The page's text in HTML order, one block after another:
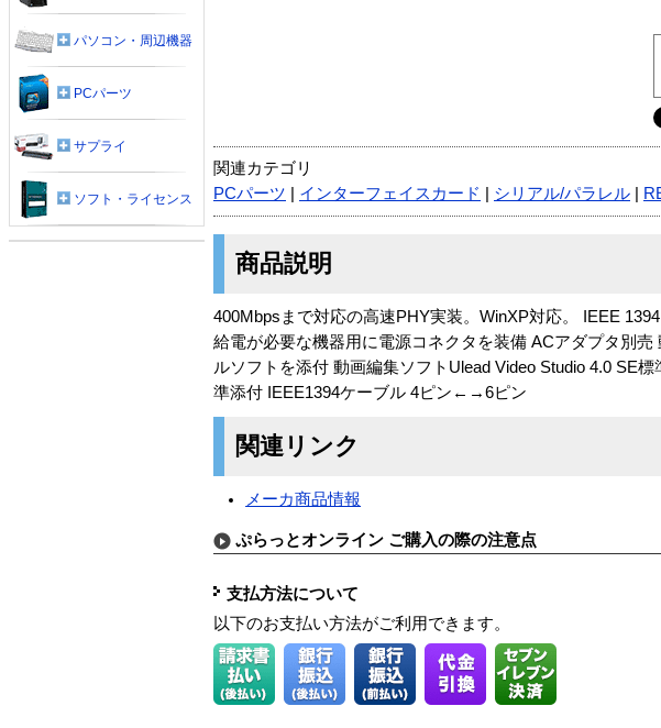
関連カテゴリ
PCパーツ
インターフェイスカード シリアル/パラレル
商品説明
400Mbpsまで対応の高速PHY実装。WinXP対応。 IEEE
給電が必要な機器用に電源コネクタを装備 ACアダプタ別
ルソフトを添付 動画編集ソフトUlead Video Studio 4.0 SE
準添付 IEEE1394ケーブル 4ピン←→6ピン
関連リンク
メーカ商品情報
ぷらっとオンライン ご購入の際の注意点
支払方法について
以下のお支払い方法がご利用できます。
パソコン・周辺機器
PCパーツ
サプライ
ソフト・ライセンス